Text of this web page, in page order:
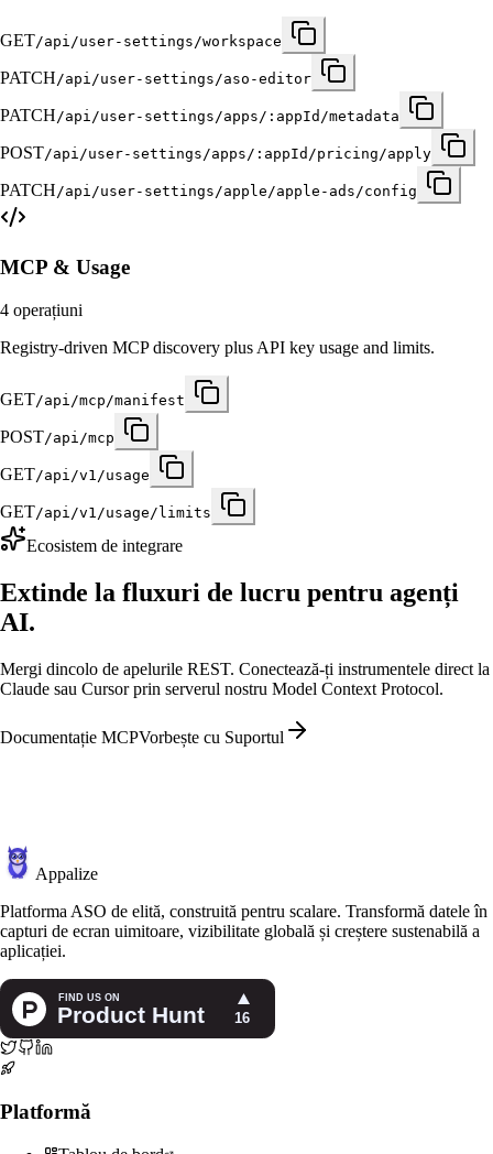
GET/api/user-settings/workspace
PATCH/api/user-settings/aso-editor
PATCH/api/user-settings/apps/:appId/metadata
POST/api/user-settings/apps/:appId/pricing/apply
PATCH/api/user-settings/apple/apple-ads/config
MCP & Usage
4 operațiuni
Registry-driven MCP discovery plus API key usage and limits.
GET/api/mcp/manifest
POST/api/mcp
GET/api/v1/usage
GET/api/v1/usage/limits
Ecosistem de integrare
Extinde la fluxuri de lucru pentru agenți
AI.
Mergi dincolo de apelurile REST. Conectează-ți instrumentele direct la
Claude sau Cursor prin serverul nostru Model Context Protocol.
Documentație MCPVorbește cu Suportul
Appalize
Platforma ASO de elită, construită pentru scalare. Transformă datele în
capturi de ecran uimitoare, vizibilitate globală și creștere sustenabilă a
aplicației.
Platformă